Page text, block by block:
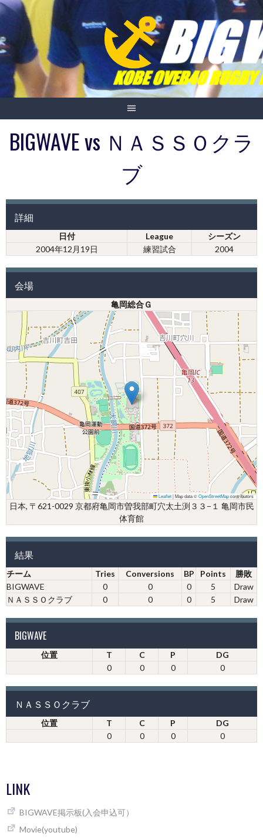
Skip
content
BIGWAVE vs ＮＡＳＳＯクラ
ブ
詳細
日付 League
シーズン
2004年12月19日
練習試合 2004
会場
亀岡総合Ｇ
Leaflet|Map data ©OpenStreetMapcontributors
日本, 〒621-0029 京都府亀岡市曽我部町穴太土渕３３−１ 亀岡市民
体育館
結果
チーム Tries Conversions BP Points
勝敗
BIGWAVE
0 0 0 5
Draw
ＮＡＳＳＯクラブ
0 0 0 5 Draw
BIGWAVE
位置 T C P
DG
0
0 0 0
ＮＡＳＳＯクラブ
位置 T C P
DG
0
0 0 0
LINK
BIGWAVE掲示板(入会申込可）
Movie(youtube)